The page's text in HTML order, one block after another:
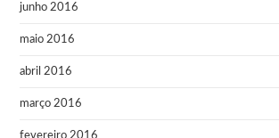
junho 2016
maio 2016
abril 2016
março 2016
fevereiro 2016